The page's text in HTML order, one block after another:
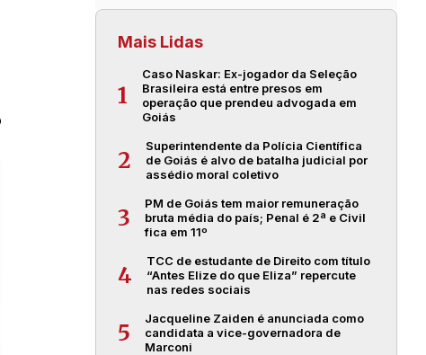
Mais Lidas
1
Caso Naskar: Ex-jogador da Seleção
Brasileira está entre presos em
operação que prendeu advogada em
Goiás
2
Superintendente da Polícia Científica
de Goiás é alvo de batalha judicial por
assédio moral coletivo
3
PM de Goiás tem maior remuneração
bruta média do país; Penal é 2ª e Civil
fica em 11º
4
TCC de estudante de Direito com título
“Antes Elize do que Eliza” repercute
nas redes sociais
5
Jacqueline Zaiden é anunciada como
candidata a vice-governadora de
Marconi